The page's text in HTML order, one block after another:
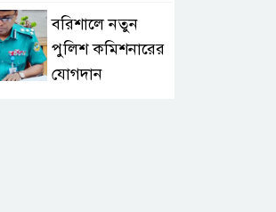
বরিশালে নতুন
পুলিশ কমিশনারের
যোগদান